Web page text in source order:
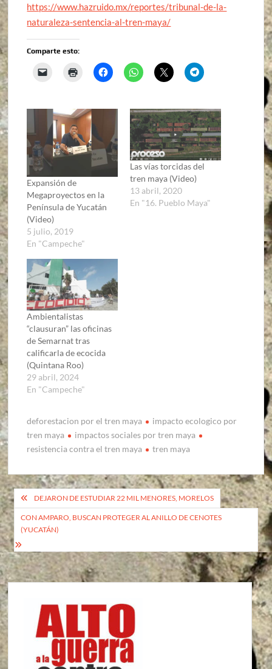
https://www.hazruido.mx/reportes/tribunal-de-la-
naturaleza-sentencia-al-tren-maya/
Comparte esto:
Expansión de
Megaproyectos en la
Península de Yucatán
(Video)
5 julio, 2019
En "Campeche"
Las vías torcidas del
tren maya (Video)
13 abril, 2020
En "16. Pueblo Maya"
Ambientalistas
“clausuran” las oficinas
de Semarnat tras
calificarla de ecocida
(Quintana Roo)
29 abril, 2024
En "Campeche"
deforestacion por el tren maya
impacto ecologico por
tren maya
impactos sociales por tren maya
resistencia contra el tren maya
tren maya
Navegación
de
entradas
DEJARON DE ESTUDIAR 22 MIL MENORES, MORELOS
CON AMPARO, BUSCAN PROTEGER AL ANILLO DE CENOTES
(YUCATÁN)